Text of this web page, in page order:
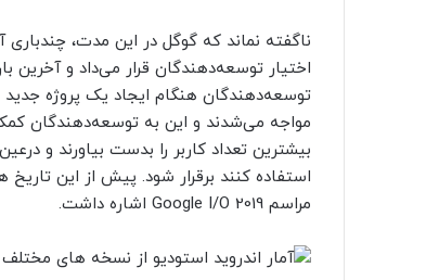
ناگفته نماند که گوگل در این مدت، چندباری
توسعه‌دهندگان هنگام ایجاد یک پروژه
مواجه می‌شدند و این به توسعه‌دهندگان
بیشترین تعداد کاربر را بدست بیاورند و
استفاده کنند برقرار شود. پیش از این
مراسم Google I/O 2019 اشاره داشت.